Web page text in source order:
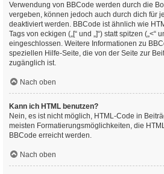
Verwendung von BBCode werden durch die
vergeben, können jedoch auch durch dich für
deaktiviert werden. BBCode ist ähnlich wie
Tags von eckigen („[“ und „]“) statt spitzen („<“
eingeschlossen. Weitere Informationen zu
speziellen Hilfe-Seite, die von der Seite zur
zugänglich ist.
Nach oben
Kann ich HTML benutzen?
Nein, es ist nicht möglich, HTML-Code in
meisten Formatierungsmöglichkeiten, die
BBCode erreicht werden.
Nach oben